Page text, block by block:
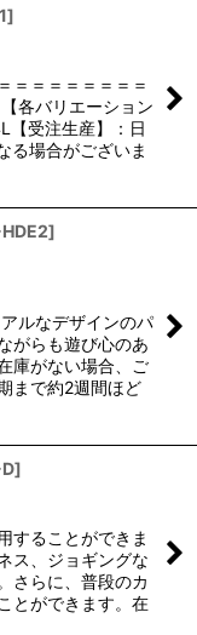
]
＝＝＝＝＝＝＝＝
各バリエーション
【受注生産】：日
る場合がございま
]
ルなデザインのパ
がらも遊び心のあ
庫がない場合、ご
まで約2週間ほど
]
することができま
ス、ジョギングな
さらに、普段のカ
とができます。在